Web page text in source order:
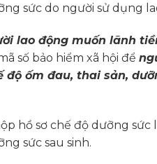
sức do người sử dụng
lao động muốn lãnh
số bảo hiểm xã hội để
độ ốm đau, thai sản,
hồ sơ chế độ dưỡng
sức sau sinh.